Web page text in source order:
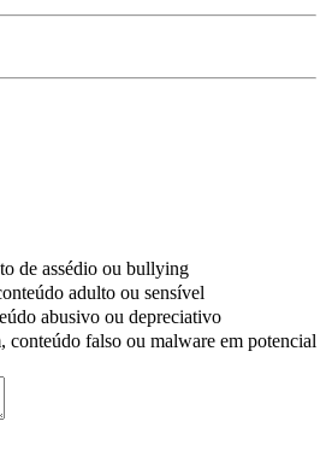
de assédio ou bullying
adulto ou sensível
abusivo ou depreciativo
conteúdo falso ou malware em potencial